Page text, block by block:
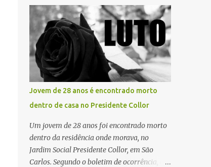
pública não é apenas investir mais, mas
decidir melhor onde investir para produzir o
maior benefício possível à população. Essa
reflexão encontra respaldo tanto na teoria
da admini...
o coração, os rins e as córneas, possibilitando
que até cinco pessoas tenham uma nova
oportunidade de vida por meio do
transplante. Por se tratar de um órgão com
curto tempo de preservação, a equipe
responsável pela captação do coração
chegou a São Carlos em uma aeronave da
agilidade no transporte e na realização do
procedimento. Após a retirada do órgão, a
Guarda Civil Municipal (GCM), por meio da
Prefeitura de São Carlos, realizou o
transporte do coração até o aeroporto, de
Jovem de 28 anos é encontrado morto
dentro de casa no Presidente Collor
Um jovem de 28 anos foi encontrado morto
dentro da residência onde morava, no
Jardim Social Presidente Collor, em São
Carlos. Segundo o boletim de ocorrência, a